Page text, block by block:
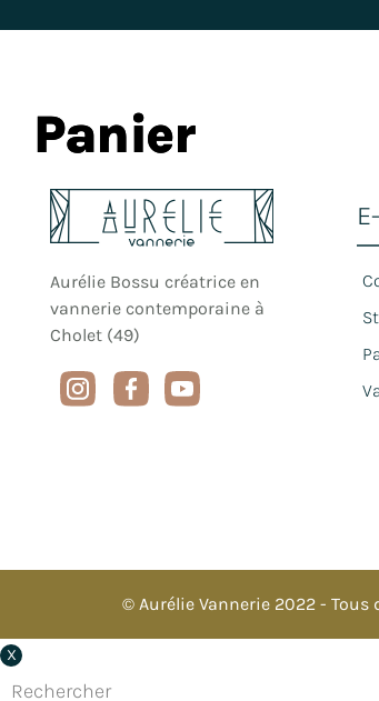
Panier
Aurélie Bossu créatrice en
vannerie contemporaine à
Cholet (49)
© Aurélie Vannerie 2022 - Tous
X